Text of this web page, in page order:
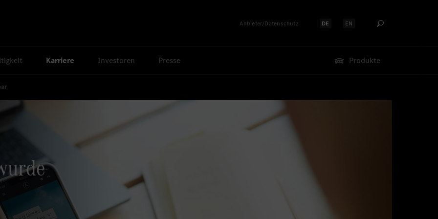
Anbieter/Datenschutz Sprache auswählen:
DE Sprache auswählen:
EN
Karriere Investoren Presse Produkte